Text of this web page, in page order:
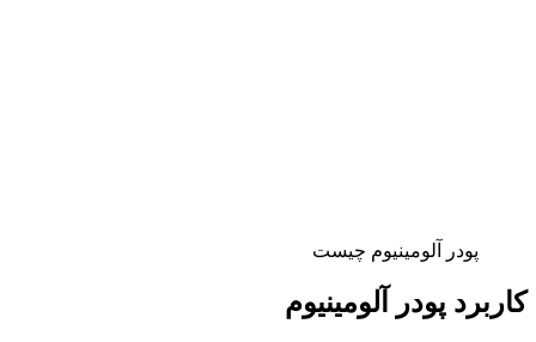
پودر آلومینیوم چیست
کاربرد پودر آلومینیوم